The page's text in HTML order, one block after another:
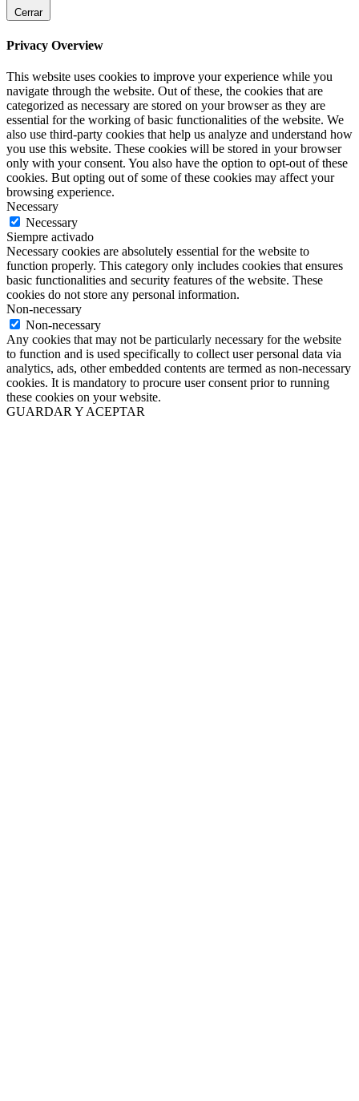
Cerrar
Privacy Overview
This website uses cookies to improve your experience while you
navigate through the website. Out of these, the cookies that are
categorized as necessary are stored on your browser as they are
essential for the working of basic functionalities of the website. We
also use third-party cookies that help us analyze and understand how
you use this website. These cookies will be stored in your browser
only with your consent. You also have the option to opt-out of these
cookies. But opting out of some of these cookies may affect your
browsing experience.
Necessary
Necessary
Siempre activado
Necessary cookies are absolutely essential for the website to
function properly. This category only includes cookies that ensures
basic functionalities and security features of the website. These
cookies do not store any personal information.
Non-necessary
Non-necessary
Any cookies that may not be particularly necessary for the website
to function and is used specifically to collect user personal data via
analytics, ads, other embedded contents are termed as non-necessary
cookies. It is mandatory to procure user consent prior to running
these cookies on your website.
GUARDAR Y ACEPTAR